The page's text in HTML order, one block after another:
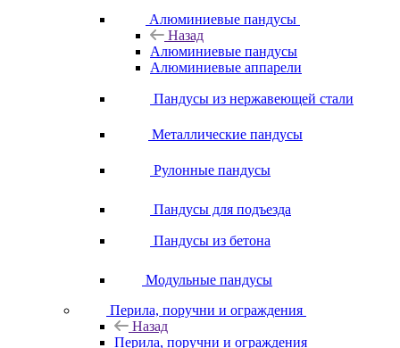
Алюминиевые пандусы
Назад
Алюминиевые пандусы
Алюминиевые аппарели
Пандусы из нержавеющей стали
Металлические пандусы
Рулонные пандусы
Пандусы для подъезда
Пандусы из бетона
Модульные пандусы
Перила, поручни и ограждения
Назад
Перила, поручни и ограждения